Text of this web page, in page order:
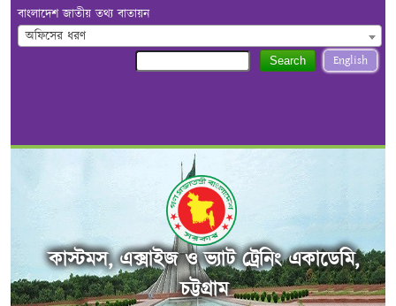
বাংলাদেশ জাতীয় তথ্য বাতায়ন
অফিসের ধরণ
English
Search
কাস্টমস, এক্সাইজ ও ভ্যাট ট্রেনিং একাডেমি,
চট্টগ্রাম